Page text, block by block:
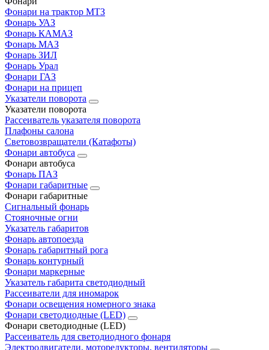
Фонари на трактор МТЗ
Фонарь УАЗ
Фонарь КАМАЗ
Фонарь МАЗ
Фонарь ЗИЛ
Фонарь Урал
Фонари ГАЗ
Фонари на прицеп
Указатели поворота
Указатели поворота
Рассеиватель указателя поворота
Плафоны салона
Световозвращатели (Катафоты)
Фонари автобуса
Фонари автобуса
Фонарь ПАЗ
Фонари габаритные
Фонари габаритные
Сигнальный фонарь
Стояночные огни
Указатель габаритов
Фонарь автопоезда
Фонарь габаритный рога
Фонарь контурный
Фонари маркерные
Указатель габарита светодиодный
Рассеиватели для иномарок
Фонари освещения номерного знака
Фонари светодиодные (LED)
Фонари светодиодные (LED)
Рассеиватель для светодиодного фонаря
Электродвигатели, моторедукторы, вентиляторы